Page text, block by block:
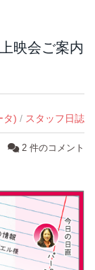
映会ご案内
タ) / スタッフ日誌
2 件のコメント